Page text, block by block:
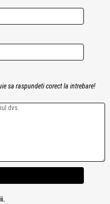
sa raspundeti corect la intrebare!